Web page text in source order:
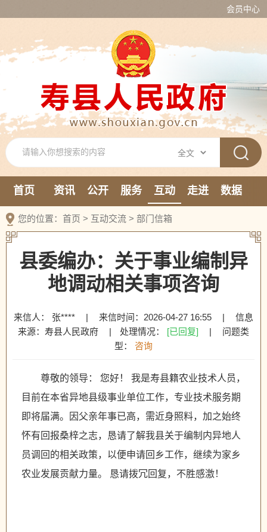
会员中心
首页 资讯 公开 服务 互动 走进
数据
您的位置： 首页 > 互动交流 > 部门信箱
县委编办：关于事业编制异
地调动相关事项咨询
来信人： 张**** | 来信时间：2026-04-27 16:55 |
信息
来源：寿县人民政府
| 处理情况： [已回复] |
问题类
型：
咨询
尊敬的领导： 您好！ 我是寿县籍农业技术人员，
目前在本省异地县级事业单位工作，专业技术服务期
即将届满。因父亲年事已高，需近身照料，加之始终
怀有回报桑梓之志，恳请了解我县关于编制内异地人
员调回的相关政策，以便申请回乡工作，继续为家乡
农业发展贡献力量。 恳请拨冗回复，不胜感激！